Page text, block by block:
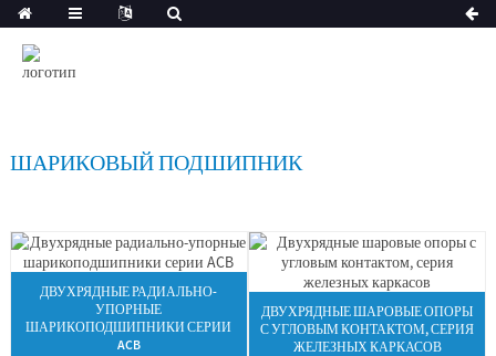
ШАРИКОВЫЙ ПОДШИПНИК
ДВУХРЯДНЫЕ РАДИАЛЬНО-
УПОРНЫЕ
ШАРИКОПОДШИПНИКИ СЕРИИ
ACB
ДВУХРЯДНЫЕ ШАРОВЫЕ ОПОРЫ
С УГЛОВЫМ КОНТАКТОМ, СЕРИЯ
ЖЕЛЕЗНЫХ КАРКАСОВ